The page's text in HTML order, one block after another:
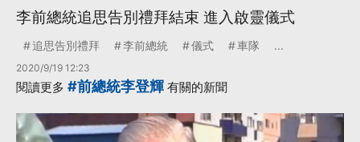
李前總統追思告別禮拜結束 進入啟靈儀式
追思告別禮拜 李前總統 儀式 車隊 ...
2020/9/19 12:23
閱讀更多 #前總統李登輝 有關的新聞